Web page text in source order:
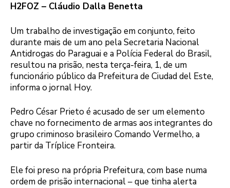
H2FOZ – Cláudio Dalla Benetta
Um trabalho de investigação em conjunto, feito
durante mais de um ano pela Secretaria Nacional
Antidrogas do Paraguai e a Polícia Federal do Brasil,
resultou na prisão, nesta terça-feira, 1, de um
funcionário público da Prefeitura de Ciudad del Este,
informa o jornal Hoy.
Pedro César Prieto é acusado de ser um elemento
chave no fornecimento de armas aos integrantes do
grupo criminoso brasileiro Comando Vermelho, a
partir da Tríplice Fronteira.
Ele foi preso na própria Prefeitura, com base numa
ordem de prisão internacional – que tinha alerta